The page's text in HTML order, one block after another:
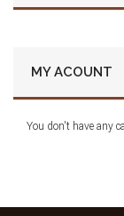
MY ACOUNT
You don't have any